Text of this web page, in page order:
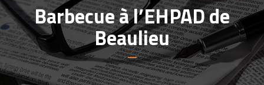
Barbecue à l’EHPAD de
Beaulieu